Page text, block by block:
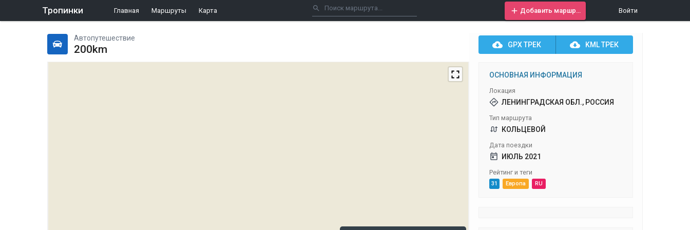
Тропинки Главная Маршруты Карта Войти
Автопутешествие
200km GPXТРЕК KMLТРЕК
ОСНОВНАЯ ИНФОРМАЦИЯ
Локация
ЛЕНИНГРАДСКАЯ ОБЛ., РОССИЯ
Тип маршрута
КОЛЬЦЕВОЙ
Дата поездки
ИЮЛЬ 2021
Рейтинг и теги
31 Европа RU